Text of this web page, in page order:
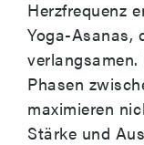
Herzfrequenz
Yoga-Asanas,
Phasen
maximieren
Stärke und